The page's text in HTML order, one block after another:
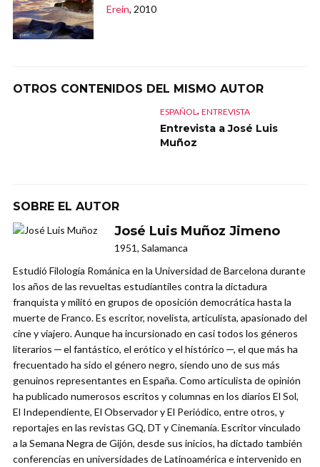
Erein, 2010
OTROS CONTENIDOS DEL MISMO AUTOR
ESPAÑOL , ENTREVISTA
Entrevista a José Luis
Muñoz
SOBRE EL AUTOR
José Luis Muñoz Jimeno
1951, Salamanca
Estudió Filología Románica en la Universidad de Barcelona durante
los años de las revueltas estudiantiles contra la dictadura
franquista y militó en grupos de oposición democrática hasta la
muerte de Franco. Es escritor, novelista, articulista, apasionado del
cine y viajero. Aunque ha incursionado en casi todos los géneros
literarios ─ el fantástico, el erótico y el histórico ─, el que más ha
frecuentado ha sido el género negro, siendo uno de sus más
genuinos representantes en España. Como articulista de opinión
ha publicado numerosos escritos y columnas en los diarios El Sol,
El Independiente, El Observador y El Periódico, entre otros, y
reportajes en las revistas GQ, DT y Cinemanía. Escritor vinculado
a la Semana Negra de Gijón, desde sus inicios, ha dictado también
conferencias en universidades de Latinoamérica e intervenido en